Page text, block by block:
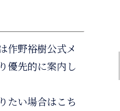
作野裕樹公式メ
優先的に案内し
たい場合はこち